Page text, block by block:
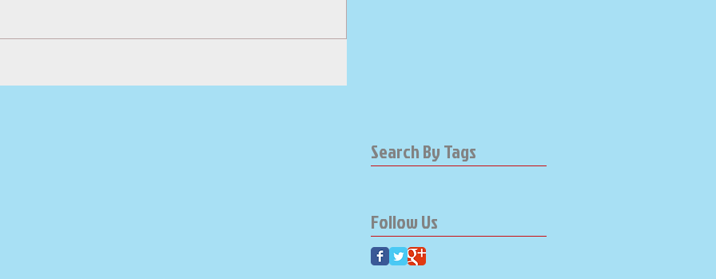
Search By Tags
Follow Us